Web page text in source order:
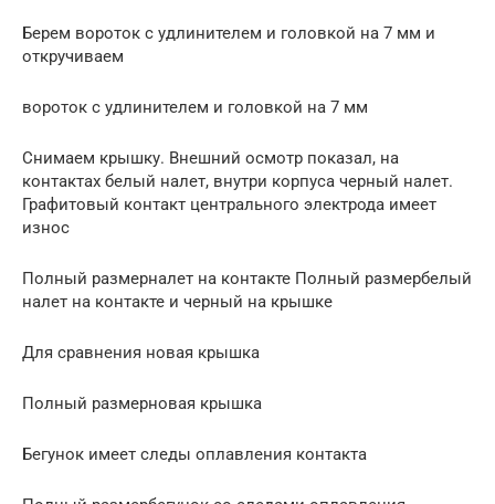
Берем вороток с удлинителем и головкой на 7 мм и
откручиваем
вороток с удлинителем и головкой на 7 мм
Снимаем крышку. Внешний осмотр показал, на
контактах белый налет, внутри корпуса черный налет.
Графитовый контакт центрального электрода имеет
износ
Полный размерналет на контакте Полный размербелый
налет на контакте и черный на крышке
Для сравнения новая крышка
Полный размерновая крышка
Бегунок имеет следы оплавления контакта